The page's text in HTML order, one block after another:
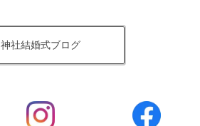
神社結婚式ブログ